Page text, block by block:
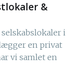
&
i
en privat
vi samlet en